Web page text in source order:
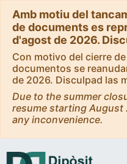
Amb motiu del
de documents es
d'agost de 2026.
Con motivo del cierre
documentos se
de 2026. Disculpad las
Due to the summer
resume starting August
any inconvenience.